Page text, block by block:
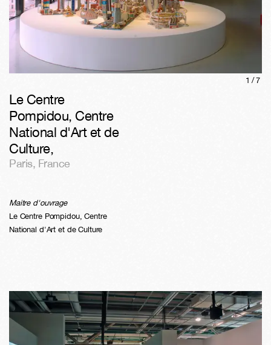
1/7
Le Centre
Pompidou, Centre
National d'Art et de
Culture,
Paris, France
Maitre d'ouvrage
Le Centre Pompidou, Centre
National d'Art et de Culture